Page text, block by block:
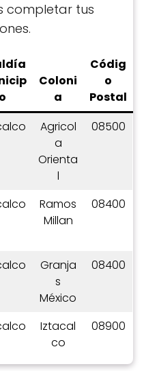
completar tus
Coloni
a
Códig
o
Postal
Agricol
a
Orienta
l
08500
Ramos
Millan
08400
Granja
s
México
08400
Iztacal
co
08900